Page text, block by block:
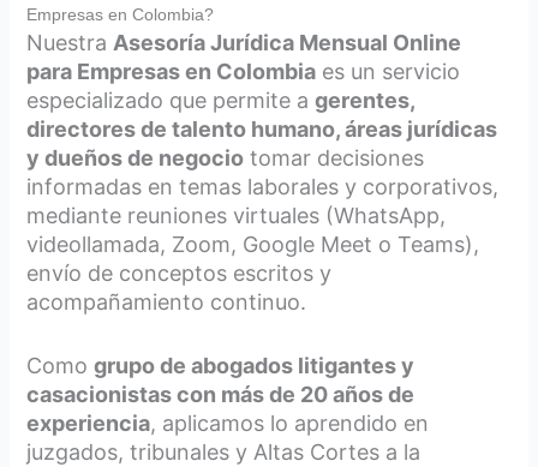
Empresas en Colombia?
Nuestra Asesoría Jurídica Mensual Online
para Empresas en Colombia es un servicio
especializado que permite agerentes,
directores de talento humano, áreas jurídicas
y dueños de negocio tomar decisiones
informadas en temas laborales y corporativos,
mediante reuniones virtuales (WhatsApp,
videollamada, Zoom, Google Meet o Teams),
envío de conceptos escritos y
acompañamiento continuo.
Comogrupo de abogados litigantes y
casacionistas con más de 20 años de
experiencia, aplicamos lo aprendido en
juzgados, tribunales y Altas Cortes a la